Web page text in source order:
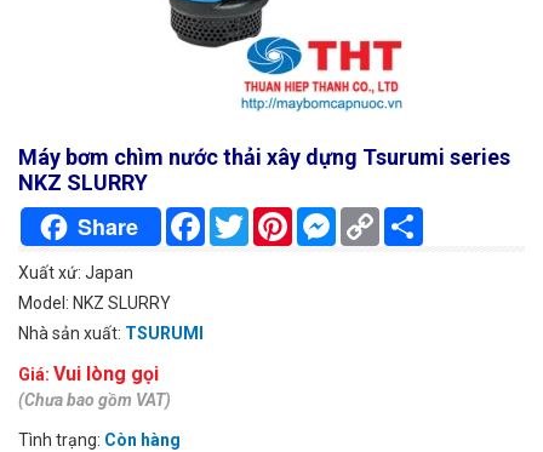
Máy bơm chìm nước thải xây dựng Tsurumi series
NKZ SLURRY
Share FacebookTwitterPinterestMessenger
Copy
Link
Xuất xứ: Japan
Model: NKZ SLURRY
Nhà sản xuất: TSURUMI
Giá: Vui lòng gọi
(Chưa bao gồm VAT)
Tình trạng: Còn hàng